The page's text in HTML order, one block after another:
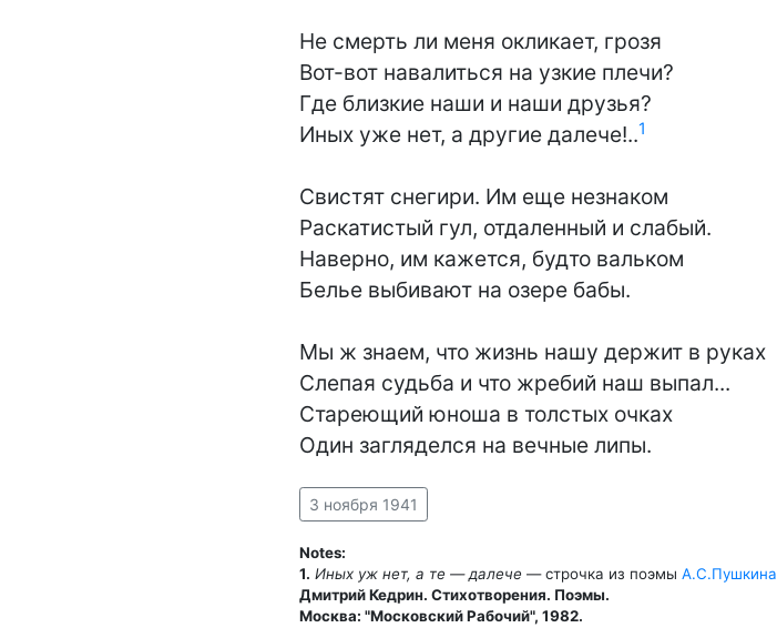
Не смерть ли меня окликает, грозя
Вот-вот навалиться на узкие плечи?
Где близкие наши и наши друзья?
Иных уже нет, а другие далече!..1
Свистят снегири. Им еще незнаком
Раскатистый гул, отдаленный и слабый.
Наверно, им кажется, будто вальком
Белье выбивают на озере бабы.
Мы ж знаем, что жизнь нашу держит в руках
Слепая судьба и что жребий наш выпал...
Стареющий юноша в толстых очках
Один загляделся на вечные липы.
3 ноября 1941
Notes:
1. Иных уж нет, а те — далече — строчка из поэмы А.С.Пушкина
Дмитрий Кедрин. Стихотворения. Поэмы.
Москва: "Московский Рабочий", 1982.